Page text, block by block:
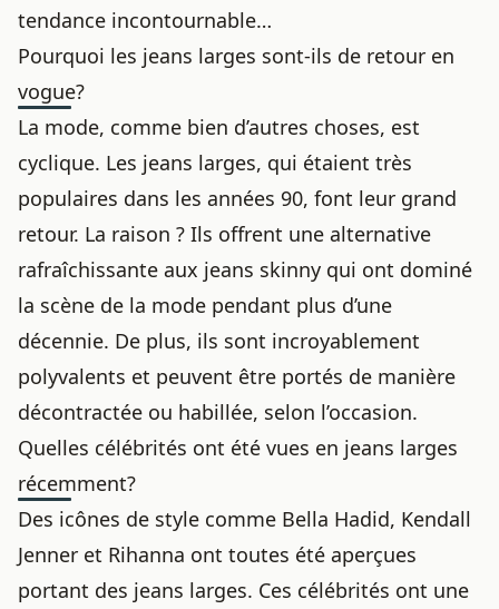
tendance incontournable…
Pourquoi les jeans larges sont-ils de retour en
vogue?
La mode, comme bien d’autres choses, est
cyclique. Les jeans larges, qui étaient très
populaires dans les années 90, font leur grand
retour. La raison ? Ils offrent une alternative
rafraîchissante aux jeans skinny qui ont dominé
la scène de la mode pendant plus d’une
décennie. De plus, ils sont incroyablement
polyvalents et peuvent être portés de manière
décontractée ou habillée, selon l’occasion.
Quelles célébrités ont été vues en jeans larges
récemment?
Des icônes de style comme Bella Hadid, Kendall
Jenner et Rihanna ont toutes été aperçues
portant des jeans larges. Ces célébrités ont une